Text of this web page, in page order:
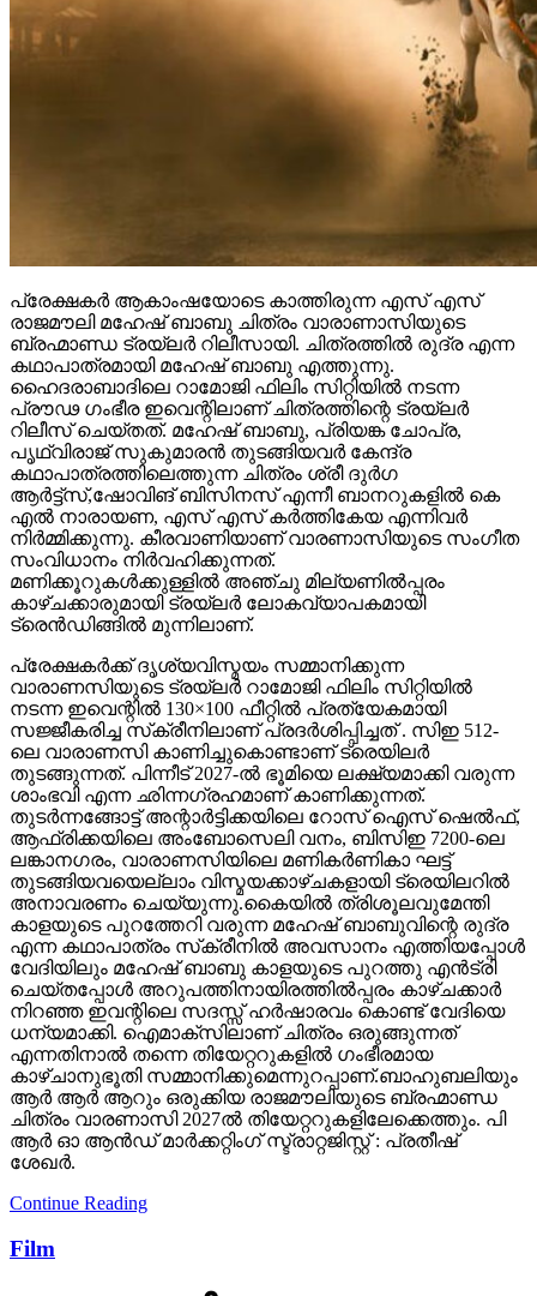
പ്രേക്ഷകർ ആകാംഷയോടെ കാത്തിരുന്ന എസ് എസ്
രാജമൗലി മഹേഷ് ബാബു ചിത്രം വാരാണാസിയുടെ
ബ്രഹ്മാണ്ഡ ട്രയ്ലർ റിലീസായി. ചിത്രത്തിൽ രുദ്ര എന്ന
കഥാപാത്രമായി മഹേഷ് ബാബു എത്തുന്നു.
ഹൈദരാബാദിലെ റാമോജി ഫിലിം സിറ്റിയിൽ നടന്ന
പ്രൗഢ ഗംഭീര ഇവെന്റിലാണ് ചിത്രത്തിന്റെ ട്രയ്ലർ
റിലീസ് ചെയ്തത്. മഹേഷ് ബാബു, പ്രിയങ്ക ചോപ്ര,
പൃഥ്വിരാജ് സുകുമാരൻ തുടങ്ങിയവർ കേന്ദ്ര
കഥാപാത്രത്തിലെത്തുന്ന ചിത്രം ശ്രീ ദുർഗ
ആർട്ട്സ്,ഷോവിങ് ബിസിനസ് എന്നീ ബാനറുകളിൽ കെ
എൽ നാരായണ, എസ് എസ് കർത്തികേയ എന്നിവർ
നിർമ്മിക്കുന്നു. കീരവാണിയാണ് വാരണാസിയുടെ സംഗീത
സംവിധാനം നിർവഹിക്കുന്നത്.
മണിക്കൂറുകൾക്കുള്ളിൽ അഞ്ചു മില്യണിൽപ്പരം
കാഴ്ചക്കാരുമായി ട്രയ്ലർ ലോകവ്യാപകമായി
ട്രെൻഡിങ്ങിൽ മുന്നിലാണ്.
പ്രേക്ഷകർക്ക് ദൃശ്യവിസ്മയം സമ്മാനിക്കുന്ന
വാരാണസിയുടെ ട്രയ്ലർ റാമോജി ഫിലിം സിറ്റിയിൽ
നടന്ന ഇവെന്റിൽ 130×100 ഫീറ്റിൽ പ്രത്യേകമായി
സജ്ജീകരിച്ച സ്‌ക്രീനിലാണ് പ്രദർശിപ്പിച്ചത് . സിഇ 512-
ലെ വാരാണസി കാണിച്ചുകൊണ്ടാണ് ട്രെയിലര്‍
തുടങ്ങുന്നത്. പിന്നീട് 2027-ല്‍ ഭൂമിയെ ലക്ഷ്യമാക്കി വരുന്ന
ശാംഭവി എന്ന ഛിന്നഗ്രഹമാണ് കാണിക്കുന്നത്.
തുടര്‍ന്നങ്ങോട്ട് അന്റാര്‍ട്ടിക്കയിലെ റോസ് ഐസ് ഷെല്‍ഫ്,
ആഫ്രിക്കയിലെ അംബോസെലി വനം, ബിസിഇ 7200-ലെ
ലങ്കാനഗരം, വാരാണസിയിലെ മണികര്‍ണികാ ഘട്ട്
തുടങ്ങിയവയെല്ലാം വിസ്മയക്കാഴ്ചകളായി ട്രെയിലറില്‍
അനാവരണം ചെയ്യുന്നു.കൈയില്‍ ത്രിശൂലവുമേന്തി
കാളയുടെ പുറത്തേറി വരുന്ന മഹേഷ് ബാബുവിന്റെ രുദ്ര
എന്ന കഥാപാത്രം സ്‌ക്രീനിൽ അവസാനം എത്തിയപ്പോൾ
വേദിയിലും മഹേഷ് ബാബു കാളയുടെ പുറത്തു എൻട്രി
ചെയ്തപ്പോൾ അറുപത്തിനായിരത്തിൽപ്പരം കാഴ്ചക്കാർ
നിറഞ്ഞ ഇവന്റിലെ സദസ്സ് ഹർഷാരവം കൊണ്ട് വേദിയെ
ധന്യമാക്കി. ഐമാക്‌സിലാണ് ചിത്രം ഒരുങ്ങുന്നത്
എന്നതിനാല്‍ തന്നെ തിയേറ്ററുകളില്‍ ഗംഭീരമായ
കാഴ്ചാനുഭൂതി സമ്മാനിക്കുമെന്നുറപ്പാണ്.ബാഹുബലിയും
ആർ ആർ ആറും ഒരുക്കിയ രാജമൗലിയുടെ ബ്രഹ്മാണ്ഡ
ചിത്രം വാരണാസി 2027ൽ തിയേറ്ററുകളിലേക്കെത്തും. പി
ആർ ഓ ആൻഡ് മാർക്കറ്റിംഗ് സ്ട്രാറ്റജിസ്റ്റ് : പ്രതീഷ്
ശേഖർ.
Continue Reading
Film